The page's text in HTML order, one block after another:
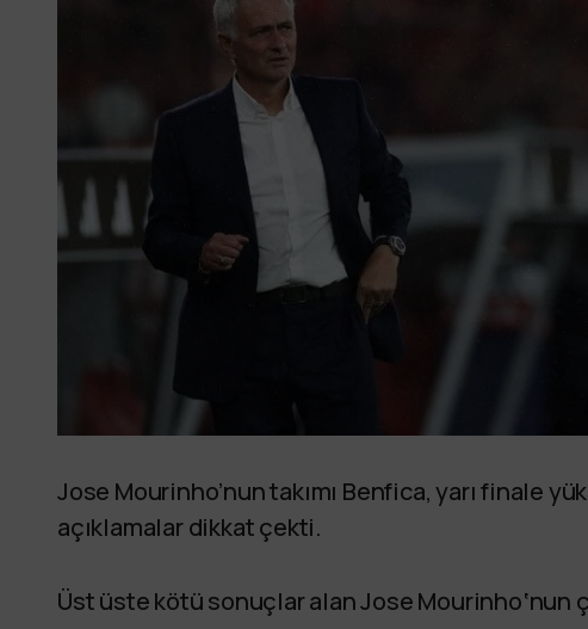
Jose Mourinho’nun takımı Benfica, yarı finale
açıklamalar dikkat çekti.
Üst üste kötü sonuçlar alan Jose Mourinho‘nun